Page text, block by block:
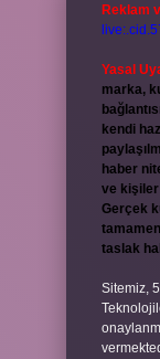
Reklam
Yasal
marka,
kendi
haber
ve kişiler
Gerçek
taslak
Sitemiz,